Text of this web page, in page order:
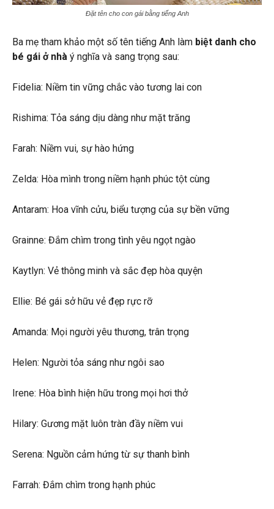
Đặt tên cho con gái bằng tiếng Anh
Ba mẹ tham khảo một số tên tiếng Anh làm biệt danh cho
bé gái ở nhà ý nghĩa và sang trọng sau:
Fidelia: Niềm tin vững chắc vào tương lai con
Rishima: Tỏa sáng dịu dàng như mặt trăng
Farah: Niềm vui, sự hào hứng
Zelda: Hòa mình trong niềm hạnh phúc tột cùng
Antaram: Hoa vĩnh cửu, biểu tượng của sự bền vững
Grainne: Đắm chìm trong tình yêu ngọt ngào
Kaytlyn: Vẻ thông minh và sắc đẹp hòa quyện
Ellie: Bé gái sở hữu vẻ đẹp rực rỡ
Amanda: Mọi người yêu thương, trân trọng
Helen: Người tỏa sáng như ngôi sao
Irene: Hòa bình hiện hữu trong mọi hơi thở
Hilary: Gương mặt luôn tràn đầy niềm vui
Serena: Nguồn cảm hứng từ sự thanh bình
Farrah: Đắm chìm trong hạnh phúc